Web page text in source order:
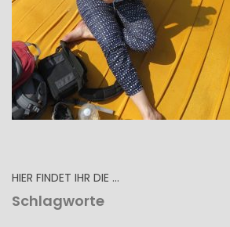
HIER FINDET IHR DIE …
Schlagworte